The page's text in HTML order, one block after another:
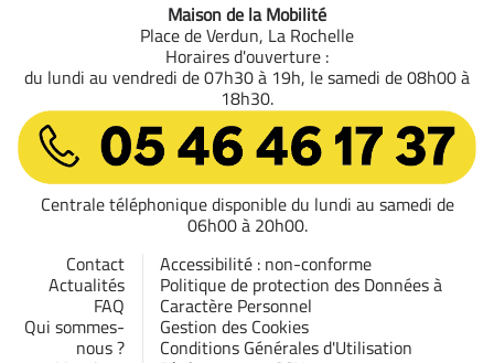
Maison de la Mobilité
Place de Verdun, La Rochelle
Horaires d'ouverture :
du lundi au vendredi de 07h30 à 19h, le samedi de 08h00 à
18h30.
05 46 46 17 37
Centrale téléphonique disponible du lundi au samedi de
06h00 à 20h00.
Contact
Actualités
FAQ
Qui sommes-
nous ?
Accessibilité : non-conforme
Politique de protection des Données à
Caractère Personnel
Gestion des Cookies
Conditions Générales d'Utilisation